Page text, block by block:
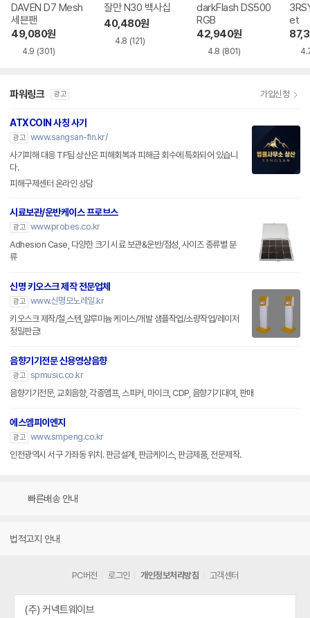
DAVEN D7 Mesh
세븐팬
49,080원
4.9 (301)
잘만 N30 백사십
40,480원
4.8 (121)
darkFlash DS500
RGB
42,940원
4.8 (801)
et
파워링크 광고 가입신청
ATXCOIN 사칭 사기
광고 www.sangsan-fin.kr/
사기피해 대응 TF팀 상산은 피해회복과 피해금 회수에 특화되어 있습니
다.
피해구제센터 온라인 상담
시료보관/운반케이스 프로브스
광고 www.probes.co.kr
Adhesion Case, 다양한 크기 시료 보관&운반/점성, 사이즈 종류별 분
류
신명 키오스크 제작 전문업체
광고 www.신명모노레일.kr
키오스크 제작/철,스텐,알루미늄 케이스/개발 샘플작업/소량작업/레이저
정밀판금!
음향기기전문 신용영상음향
광고 spmusic.co.kr
음향기기전문, 교회음향, 각종앰프, 스피커, 마이크, CDP, 음향기기대여, 판매
에스엠피이엔지
광고 www.smpeng.co.kr
인천광역시 서구 가좌동 위치. 판금설계, 판금케이스, 판금제품, 전문제작.
빠른배송 안내
법적고지 안내
PC버전 로그인 개인정보처리방침 고객센터
(주) 커넥트웨이브